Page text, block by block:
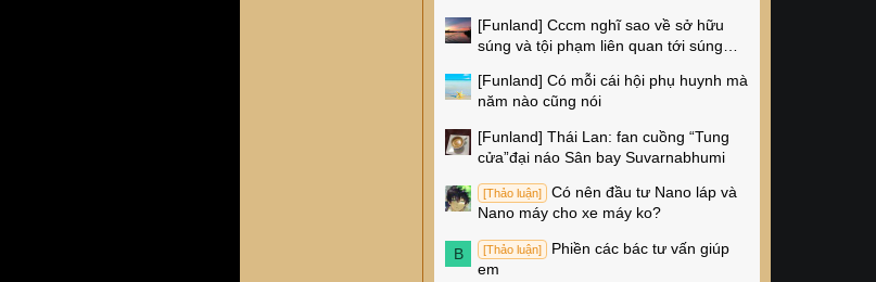
[Funland] Cccm nghĩ sao về sở hữu
súng và tội phạm liên quan tới súng
[Funland] Có mỗi cái hội phụ huynh mà
năm nào cũng nói
[Funland] Thái Lan: fan cuồng “Tung
cửa”đại náo Sân bay Suvarnabhumi
[Thảo luận]
Có nên đầu tư Nano láp và
Nano máy cho xe máy ko?
B [Thảo luận]
Phiền các bác tư vấn giúp
em